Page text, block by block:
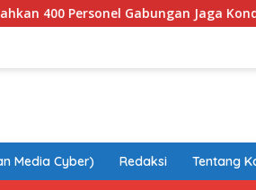
Gabungan Jaga Kondusivitas
Media Cyber) Redaksi Tentang